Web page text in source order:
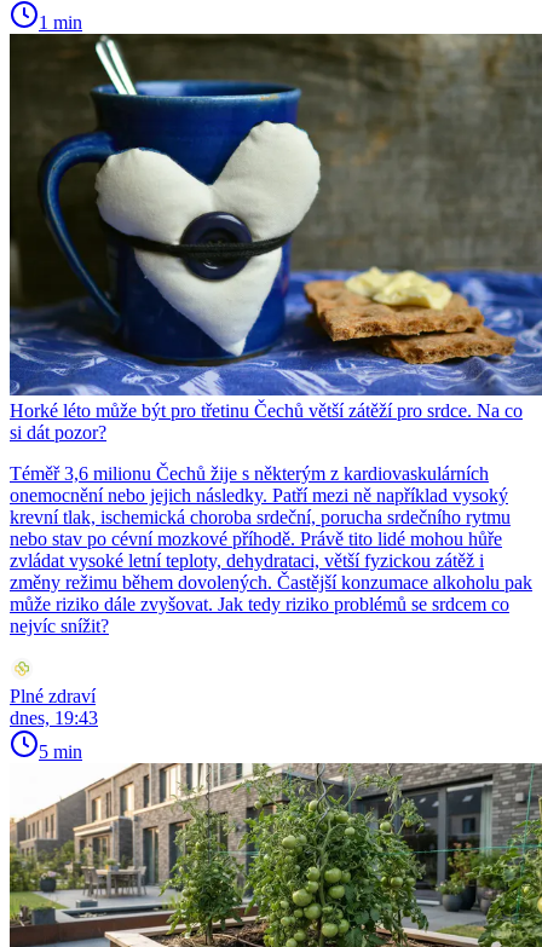
1 min
Horké léto může být pro třetinu Čechů větší zátěží pro srdce. Na co
si dát pozor?
Téměř 3,6 milionu Čechů žije s některým z kardiovaskulárních
onemocnění nebo jejich následky. Patří mezi ně například vysoký
krevní tlak, ischemická choroba srdeční, porucha srdečního rytmu
nebo stav po cévní mozkové příhodě. Právě tito lidé mohou hůře
zvládat vysoké letní teploty, dehydrataci, větší fyzickou zátěž i
změny režimu během dovolených. Častější konzumace alkoholu pak
může riziko dále zvyšovat. Jak tedy riziko problémů se srdcem co
nejvíc snížit?
Plné zdraví
dnes, 19:43
5 min